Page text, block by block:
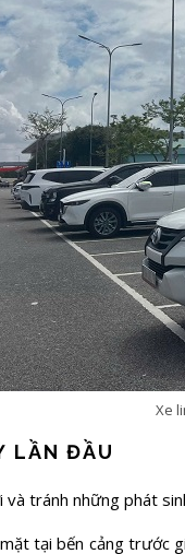
Xe
LẦN ĐẦU
và tránh những phát
tại bến cảng trước